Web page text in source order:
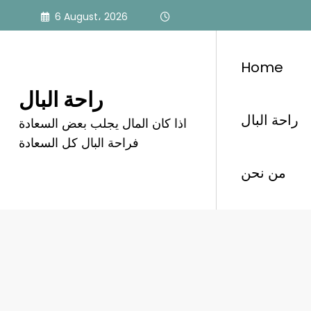
6 August، 2026
راحة البال
اذا كان المال يجلب بعض السعادة
فراحة البال كل السعادة
Home
راحة البال
من نحن
فضيحة خيخون